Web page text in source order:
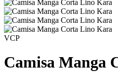
VCP
Camisa Manga